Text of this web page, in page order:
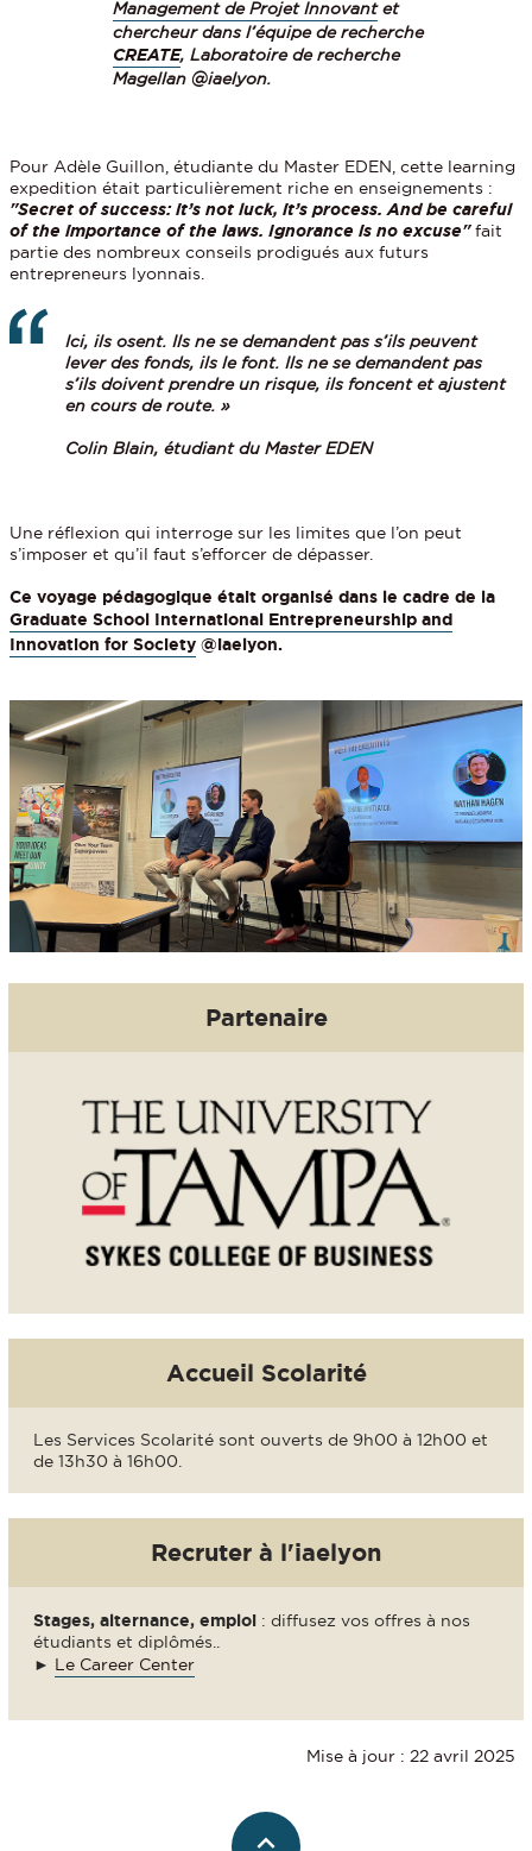
Management de Projet Innovantet
chercheur dans l’équipe de recherche
CREATE, Laboratoire de recherche
Magellan @iaelyon.
Pour Adèle Guillon, étudiante du Master EDEN, cette learning
expedition était particulièrement riche en enseignements :
"Secret of success: it’s not luck, it’s process. And be careful
of the importance of the laws. Ignorance is no excuse"fait
partie des nombreux conseils prodigués aux futurs
entrepreneurs lyonnais.
Ici, ils osent. Ils ne se demandent pas s’ils peuvent
lever des fonds, ils le font. Ils ne se demandent pas
s’ils doivent prendre un risque, ils foncent et ajustent
en cours de route. »
Colin Blain, étudiant du Master EDEN
Une réflexion qui interroge sur les limites que l’on peut
s’imposer et qu’il faut s’efforcer de dépasser.
Ce voyage pédagogique était organisé dans le cadre de la
Graduate School International Entrepreneurship and
Innovation for Society @iaelyon.
Partenaire
Accueil Scolarité
Les Services Scolarité sont ouverts de 9h00 à 12h00 et
de 13h30 à 16h00.
Recruter à l'iaelyon
Stages, alternance, emploi : diffusez vos offres à nos
étudiants et diplômés..
► Le Career Center
Mise à jour : 22 avril 2025